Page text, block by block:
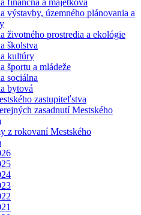
finančná a majetková
výstavby, územného plánovania a
životného prostredia a ekológie
školstva
kultúry
športu a mládeže
sociálna
bytová
zastupiteľstva
zasadnutí Mestského
z rokovaní Mestského